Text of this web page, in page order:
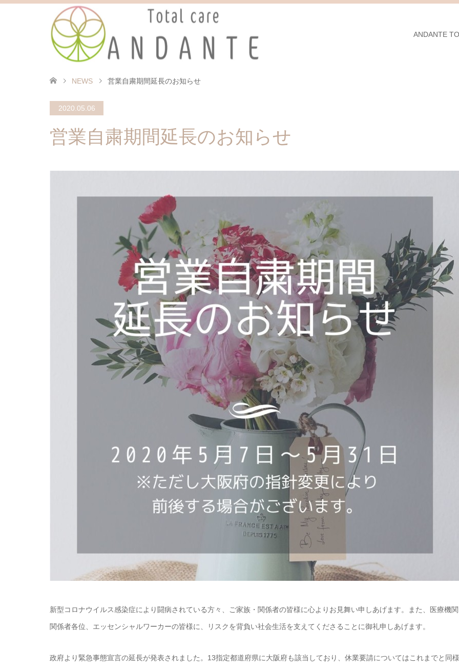
ANDANTE
NEWS 営業自粛期間延長のお知らせ
2020.05.06
営業自粛期間延長のお知らせ
新型コロナウイルス感染症により闘病されている方々、ご家族・関係者の皆様に心よりお見舞い申しあげます。また、医療機関
関係者各位、エッセンシャルワーカーの皆様に、リスクを背負い社会生活を支えてくださることに御礼申しあげます。
政府より緊急事態宣言の延長が発表されました。13指定都道府県に大阪府も該当しており、休業要請についてはこれまでと同様